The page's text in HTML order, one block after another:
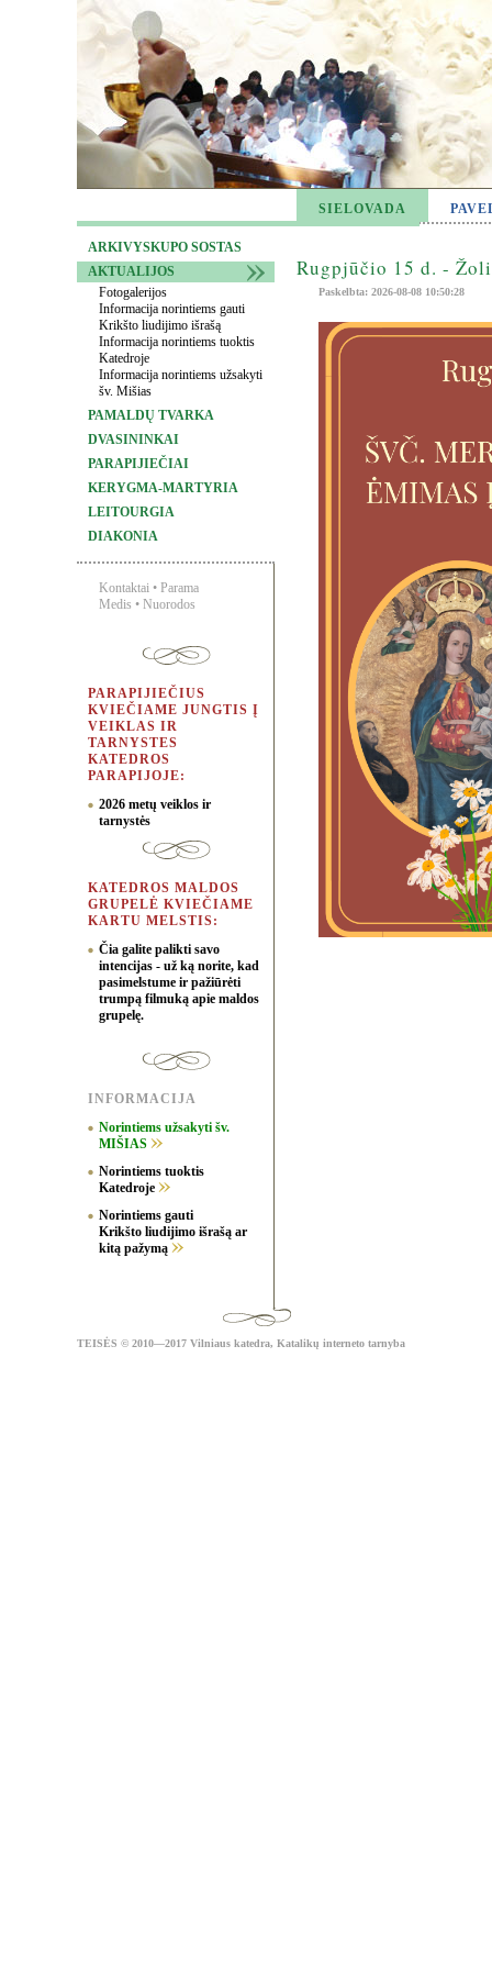
SIELOVADA
ARKIVYSKUPO SOSTAS
AKTUALIJOS
Fotogalerijos
Informacija norintiems gauti
Krikšto liudijimo išrašą
Informacija norintiems tuoktis
Katedroje
Informacija norintiems užsakyti
šv. Mišias
PAMALDŲ TVARKA
DVASININKAI
PARAPIJIEČIAI
KERYGMA-MARTYRIA
LEITOURGIA
DIAKONIA
Kontaktai • Parama
Medis • Nuorodos
PARAPIJIEČIUS
KVIEČIAME JUNGTIS Į
VEIKLAS IR
TARNYSTES
KATEDROS
PARAPIJOJE:
2026 metų veiklos ir
tarnystės
KATEDROS MALDOS
GRUPELĖ KVIEČIAME
KARTU MELSTIS:
Čia galite palikti savo
intencijas - už ką norite, kad
pasimelstume ir pažiūrėti
trumpą filmuką apie maldos
grupelę.
INFORMACIJA
Norintiems užsakyti šv.
MIŠIAS
Norintiems tuoktis
Katedroje
Norintiems gauti
Krikšto liudijimo išrašą ar
kitą pažymą
Rugpjūčio 15 d. -
Paskelbta: 2026-08-08 10:50:28
TEISĖS © 2010—2017 Vilniaus katedra, Katalikų interneto tarnyba